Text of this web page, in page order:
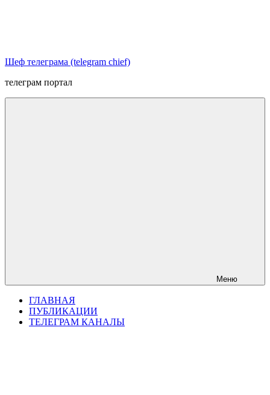
Шеф телеграма (telegram chief)
телеграм портал
Меню
ГЛАВНАЯ
ПУБЛИКАЦИИ
ТЕЛЕГРАМ КАНАЛЫ